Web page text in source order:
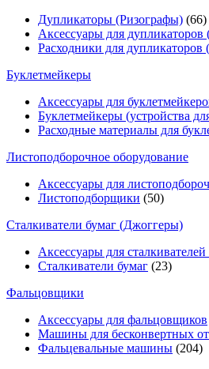
Дупликаторы (Ризографы) (66)
Аксессуары для дупликаторов
Расходники для дупликаторов
Буклетмейкеры
Аксессуары для
Буклетмейкеры (устройства
Расходные материалы для
Листоподборочное оборудование
Аксессуары для
Листоподборщики (50)
Сталкиватели бумаг (Джоггеры)
Аксессуары для сталкивателей
Сталкиватели бумаг (23)
Фальцовщики
Аксессуары для фальцовщиков
Машины для бесконвертных
Фальцевальные машины (204)